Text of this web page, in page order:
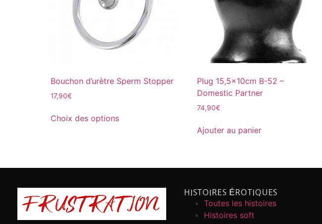
Bouchon d’urètre Sperm Stopper
17,90€
Choix des options
Plug 15,5x10cm B-52 –
Domestic Partner
74,90€
Ajouter au panier
HISTOIRES ÉROTIQUES
Toutes les histoires
Histoires soft